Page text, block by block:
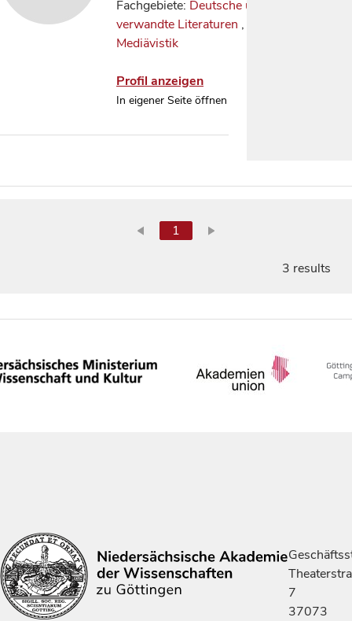
Fachgebiete: Deutsche und
verwandte Literaturen ,
Mediävistik
Profil anzeigen
In eigener Seite öffnen
1
3 results
7
37073